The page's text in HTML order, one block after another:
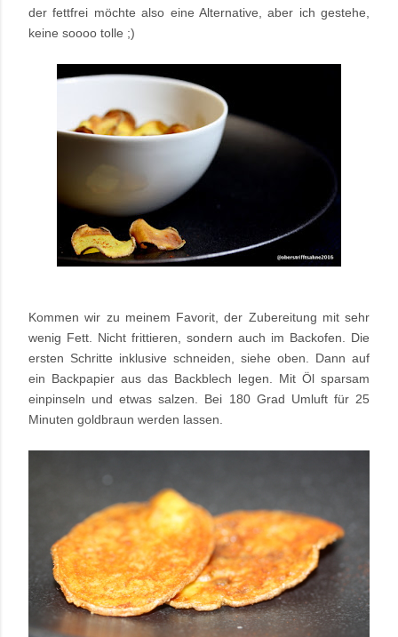
der fettfrei möchte also eine Alternative, aber ich gestehe,
keine soooo tolle ;)
Kommen wir zu meinem Favorit, der Zubereitung mit sehr
wenig Fett. Nicht frittieren, sondern auch im Backofen. Die
ersten Schritte inklusive schneiden, siehe oben. Dann auf
ein Backpapier aus das Backblech legen. Mit Öl sparsam
einpinseln und etwas salzen. Bei 180 Grad Umluft für 25
Minuten goldbraun werden lassen.